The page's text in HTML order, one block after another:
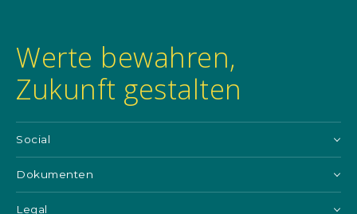
Werte bewahren,
Zukunft gestalten
Social
Dokumenten
Legal